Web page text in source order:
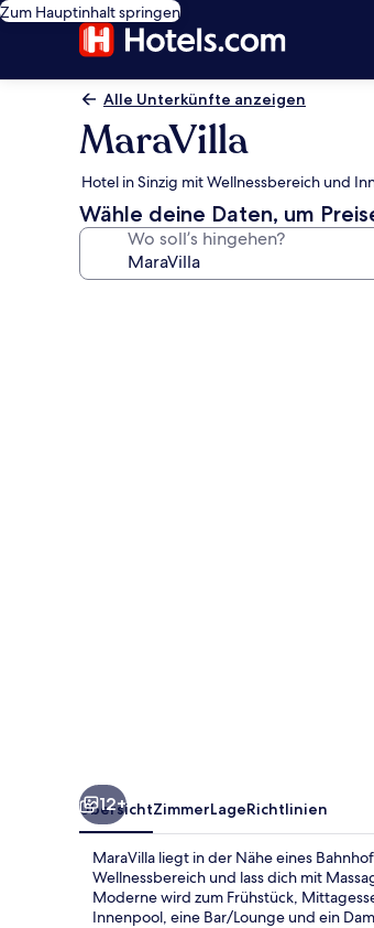
Zum Hauptinhalt springen
Alle Unterkünfte anzeigen
MaraVilla
Hotel in Sinzig mit Wellnessbereich und
Wähle deine Daten, um
Wo soll’s hingehen?
12+
ÜbersichtZimmerLageRichtlinien
MaraVilla liegt in der Nähe eines
Wellnessbereich und lass dich mit
Moderne wird zum Frühstück,
Innenpool, eine Bar/Lounge und ein